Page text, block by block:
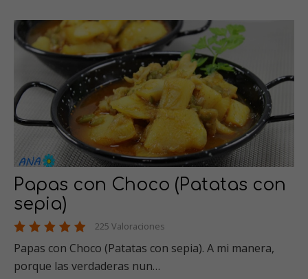
Papas con Choco (Patatas con
sepia)
225 Valoraciones
Papas con Choco (Patatas con sepia). A mi manera,
porque las verdaderas nun…